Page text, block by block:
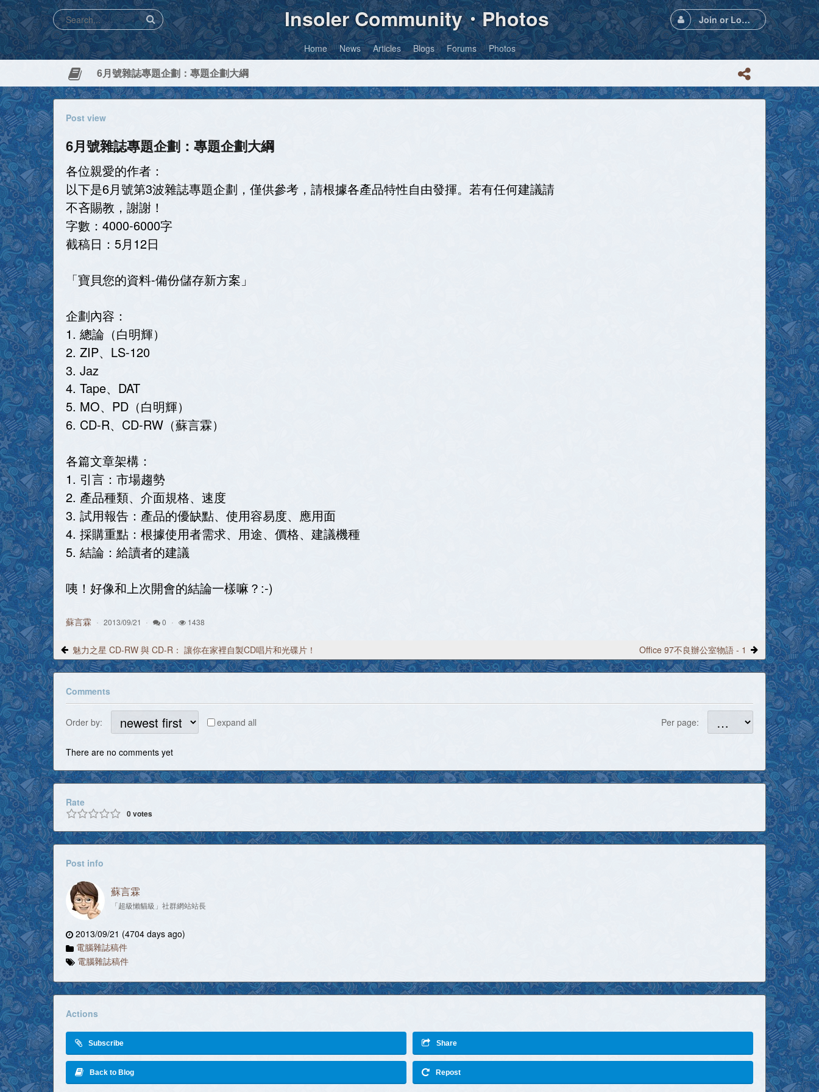
Insoler Community・Photos Join or Login
Home News Articles Blogs Forums Photos
6月號雜誌專題企劃：專題企劃大綱
Post view
6月號雜誌專題企劃：專題企劃大綱
各位親愛的作者：
以下是6月號第3波雜誌專題企劃，僅供參考，請根據各產品特性自由發揮。若有任何建議請
不吝賜教，謝謝！
字數：4000-6000字
截稿日：5月12日
「寶貝您的資料-備份儲存新方案」
企劃內容：
1. 總論（白明輝）
2. ZIP、LS-120
3. Jaz
4. Tape、DAT
5. MO、PD（白明輝）
6. CD-R、CD-RW（蘇言霖）
各篇文章架構：
1. 引言：市場趨勢
2. 產品種類、介面規格、速度
3. 試用報告：產品的優缺點、使用容易度、應用面
4. 採購重點：根據使用者需求、用途、價格、建議機種
5. 結論：給讀者的建議
咦！好像和上次開會的結論一樣嘛？:-)
蘇言霖 2013/09/21 0 1438
魅力之星 CD-RW 與 CD-R： 讓你在家裡自製CD唱片和光碟片！ Office 97不良辦公室物語 - 1
Comments
Order by: expand all Per page:
There are no comments yet
Rate
0votes
Post info
蘇言霖
「超級懶貓級」社群網站站長
2013/09/21 (4704 days ago)
電腦雜誌稿件
電腦雜誌稿件
Actions
Subscribe Share
Back to Blog Repost